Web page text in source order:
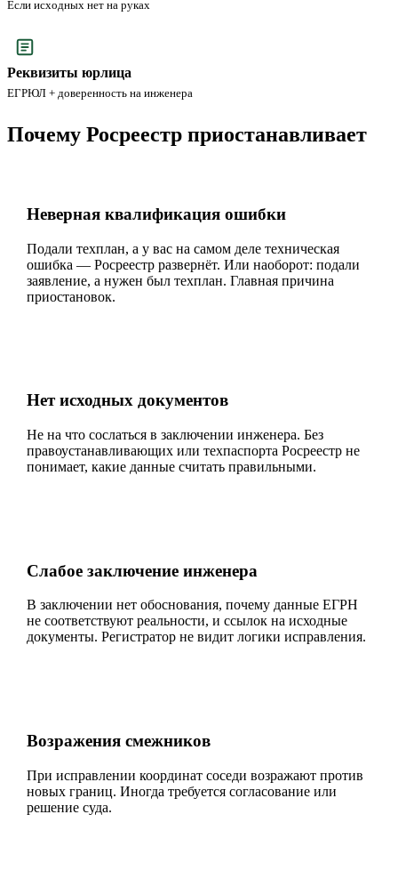
Если исходных нет на руках
Реквизиты юрлица
ЕГРЮЛ + доверенность на инженера
Почему Росреестр приостанавливает
Неверная квалификация ошибки
Подали техплан, а у вас на самом деле техническая
ошибка — Росреестр развернёт. Или наоборот: подали
заявление, а нужен был техплан. Главная причина
приостановок.
Нет исходных документов
Не на что сослаться в заключении инженера. Без
правоустанавливающих или техпаспорта Росреестр не
понимает, какие данные считать правильными.
Слабое заключение инженера
В заключении нет обоснования, почему данные ЕГРН
не соответствуют реальности, и ссылок на исходные
документы. Регистратор не видит логики исправления.
Возражения смежников
При исправлении координат соседи возражают против
новых границ. Иногда требуется согласование или
решение суда.